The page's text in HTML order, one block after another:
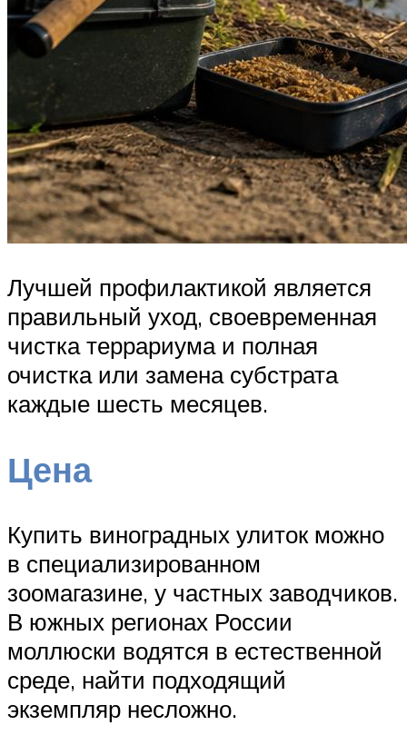
Лучшей профилактикой является
правильный уход, своевременная
чистка террариума и полная
очистка или замена субстрата
каждые шесть месяцев.
Цена
Купить виноградных улиток можно
в специализированном
зоомагазине, у частных заводчиков.
В южных регионах России
моллюски водятся в естественной
среде, найти подходящий
экземпляр несложно.